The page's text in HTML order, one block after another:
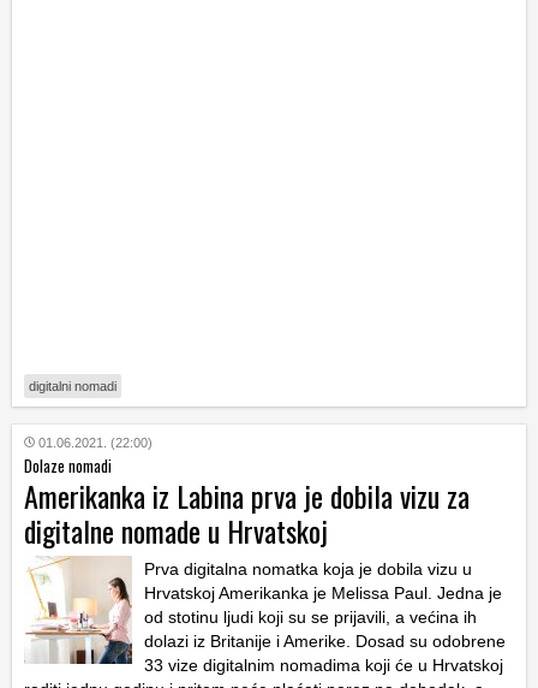
digitalni nomadi
01.06.2021. (22:00)
Dolaze nomadi
Amerikanka iz Labina prva je dobila vizu za
digitalne nomade u Hrvatskoj
Prva digitalna nomatka koja je dobila vizu u
Hrvatskoj Amerikanka je Melissa Paul. Jedna je
od stotinu ljudi koji su se prijavili, a većina ih
dolazi iz Britanije i Amerike. Dosad su odobrene
33 vize digitalnim nomadima koji će u Hrvatskoj